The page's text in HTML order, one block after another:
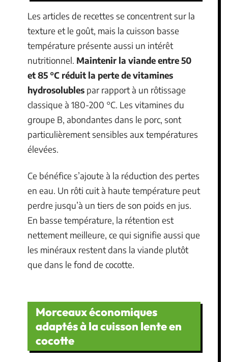
Les articles de recettes se concentrent sur la
texture et le goût, mais la cuisson basse
température présente aussi un intérêt
nutritionnel. Maintenir la viande entre 50
et 85 °C réduit la perte de vitamines
hydrosolubles par rapport à un rôtissage
classique à 180-200 °C. Les vitamines du
groupe B, abondantes dans le porc, sont
particulièrement sensibles aux températures
élevées.
Ce bénéfice s’ajoute à la réduction des pertes
en eau. Un rôti cuit à haute température peut
perdre jusqu’à un tiers de son poids en jus.
En basse température, la rétention est
nettement meilleure, ce qui signifie aussi que
les minéraux restent dans la viande plutôt
que dans le fond de cocotte.
Morceaux économiques
adaptés à la cuisson lente en
cocotte